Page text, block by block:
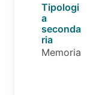
Tipologi
a
seconda
ria
Memoria